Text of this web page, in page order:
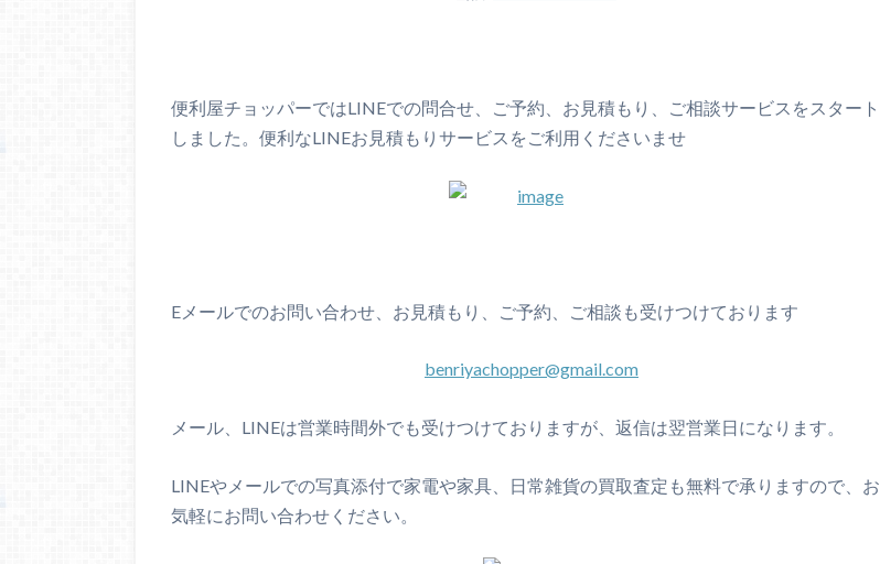
便利屋チョッパーではLINEでの問合せ、ご予約、お見積もり、ご相談サービスをスタート
しました。便利なLINEお見積もりサービスをご利用くださいませ
Eメールでのお問い合わせ、お見積もり、ご予約、ご相談も受けつけております
benriyachopper@gmail.com
メール、LINEは営業時間外でも受けつけておりますが、返信は翌営業日になります。
LINEやメールでの写真添付で家電や家具、日常雑貨の買取査定も無料で承りますので、お
気軽にお問い合わせください。